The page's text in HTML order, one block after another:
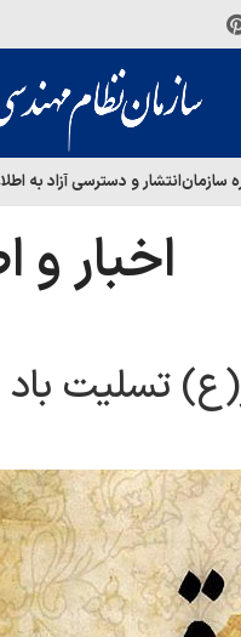
سازمانانتشار و دسترسی آزاد به
اخبار و
تسلیت باد